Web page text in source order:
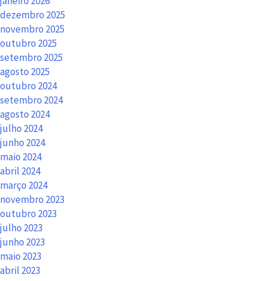
dezembro 2025
novembro 2025
outubro 2025
setembro 2025
agosto 2025
outubro 2024
setembro 2024
agosto 2024
julho 2024
junho 2024
maio 2024
abril 2024
março 2024
novembro 2023
outubro 2023
julho 2023
junho 2023
maio 2023
abril 2023